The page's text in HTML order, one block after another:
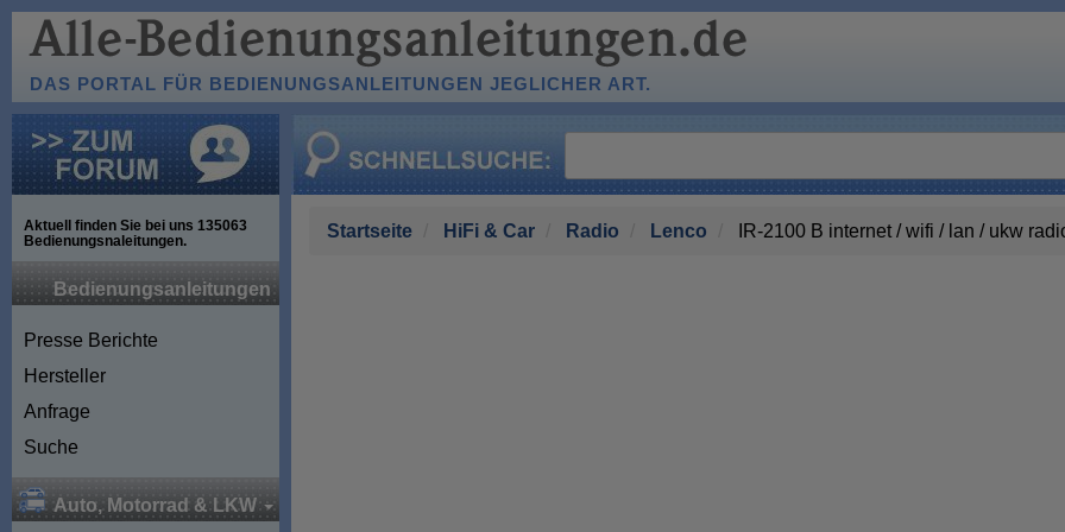
DAS PORTAL FÜR BEDIENUNGSANLEITUNGEN JEGLICHER ART.
Aktuell finden Sie bei uns 135063
Bedienungsnaleitungen.
Bedienungsanleitungen
Presse Berichte
Hersteller
Anfrage
Suche
Auto, Motorrad & LKW
Startseite HiFi & Car Radio Lenco IR-2100 B internet / wifi / lan / ukw